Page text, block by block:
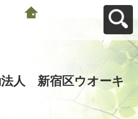
法人 新宿区ウオーキ